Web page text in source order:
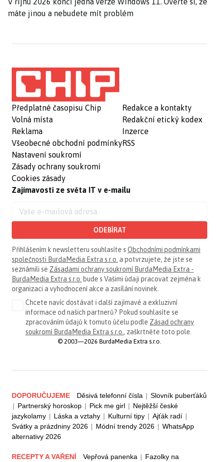
máte jinou a nebudete mít problém
Předplatné časopisu Chip
Volná místa
Reklama
Všeobecné obchodní podmínky
Nastavení soukromí
Zásady ochrany soukromí
Cookies zásady
Redakce a kontakty
Redakční etický kodex
Inzerce
RSS
Zajímavosti ze světa IT v e-mailu
ODEBÍRAT
Přihlášením k newsletteru souhlasíte s Obchodními podmínkami
společnosti BurdaMedia Extra s.r.o. a potvrzujete, že jste se
seznámili se Zásadami ochrany soukromí BurdaMedia Extra -
BurdaMedia Extra s.r.o. bude s Vašimi údaji pracovat zejména k
organizaci a vyhodnocení akce a zasílání novinek.
Chcete navíc dostávat i další zajímavé a exkluzivní
informace od našich partnerů? Pokud souhlasíte se
zpracováním údajů k tomuto účelu podle Zásad ochrany
soukromí BurdaMedia Extra s.r.o., zaškrtněte toto pole.
© 2003—2026 BurdaMedia Extra s.r.o.
DOPORUČUJEME Děsivá telefonní čísla | Slovník puberťáků
| Partnerský horoskop | Pick me girl | Nejtěžší české
jazykolamy | Láska a vztahy | Kulturní tipy | Ajťák radí |
Svátky a prázdniny 2026 | Módní trendy 2026 | WhatsApp
alternativy 2026
RECEPTY A VAŘENÍ Vepřová panenka | Fazolky na